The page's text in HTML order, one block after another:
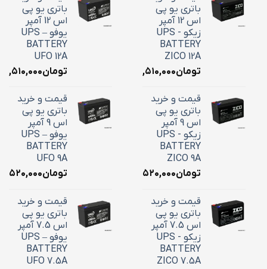
باتری یو پی
اس 12 آمپر
زیکو - UPS
BATTERY
ZICO 12A
تومان۴,۵۱۰,۰۰۰
قیمت و خرید
باتری یو پی
اس 9 آمپر
زیکو - UPS
BATTERY
ZICO 9A
تومان۳,۵۲۰,۰۰۰
قیمت و خرید
باتری یو پی
اس 7.5 آمپر
زیکو - UPS
BATTERY
ZICO 7.5A
باتری یو پی
اس 12 آمپر
یوفو – UPS
BATTERY
UFO 12A
تومان۴,۵۱۰,۰۰۰
قیمت و خرید
باتری یو پی
اس 9 آمپر
یوفو – UPS
BATTERY
UFO 9A
تومان۳,۵۲۰,۰۰۰
قیمت و خرید
باتری یو پی
اس 7.5 آمپر
یوفو – UPS
BATTERY
UFO 7.5A